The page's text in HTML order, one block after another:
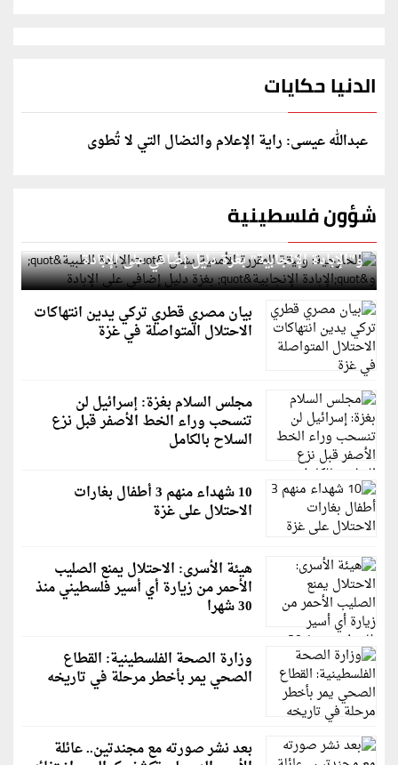
الدنيا حكايات
عبدالله عيسى: راية الإعلام والنضال التي لا تُطوى
شؤون فلسطينية
الخارجية: وثيقة المقررة الأممية بشأن "الإبادة الطبية"
و"الإبادة الإنجابية" بغزة دليل إضافي على الإبادة
بيان مصري قطري تركي يدين انتهاكات
الاحتلال المتواصلة في غزة
مجلس السلام بغزة: إسرائيل لن
تنسحب وراء الخط الأصفر قبل نزع
السلاح بالكامل
10 شهداء منهم 3 أطفال بغارات
الاحتلال على غزة
هيئة الأسرى: الاحتلال يمنع الصليب
الأحمر من زيارة أي أسير فلسطيني منذ
30 شهرا
وزارة الصحة الفلسطينية: القطاع
الصحي يمر بأخطر مرحلة في تاريخه
بعد نشر صورته مع مجندتين.. عائلة